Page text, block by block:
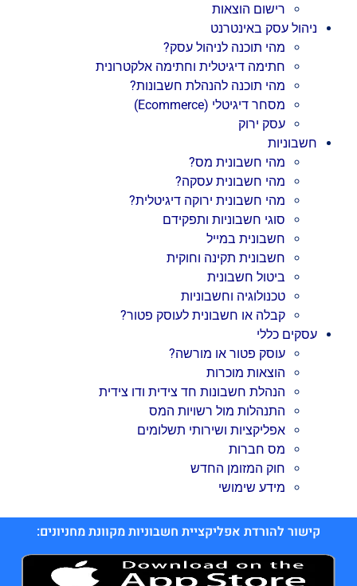
רישום הוצאות
ניהול עסק באינטרנט
מהי תוכנה לניהול עסק?
חתימה דיגיטלית וחתימה אלקטרונית
מהי תוכנה להנהלת חשבונות?
מסחר דיגיטלי (Ecommerce)
עסק ירוק
חשבוניות
מהי חשבונית מס?
מהי חשבונית עסקה?
מהי חשבונית ירוקה דיגיטלית?
סוגי חשבוניות ותפקידם
חשבונית במייל
חשבונית תקינה וחוקית
ביטול חשבונית
טכנולוגיה וחשבוניות
קבלה או חשבונית לעוסק פטור?
עסקים כללי
עוסק פטור או מורשה?
הוצאות מוכרות
הנהלת חשבונות חד צידית ודו צידית
התנהלות מול רשויות המס
אפליקציות ושירותי תשלומים
מס חברות
חוק המזומן החדש
מידע שימושי
קישור להורדת אפליקציית חשבוניות מקוונת מחניונים: